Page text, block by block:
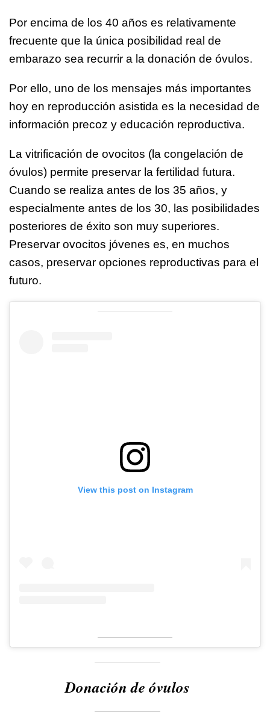
Por encima de los 40 años es relativamente
frecuente que la única posibilidad real de
embarazo sea recurrir a la donación de óvulos.
Por ello, uno de los mensajes más importantes
hoy en reproducción asistida es la necesidad de
información precoz y educación reproductiva.
La vitrificación de ovocitos (la congelación de
óvulos) permite preservar la fertilidad futura.
Cuando se realiza antes de los 35 años, y
especialmente antes de los 30, las posibilidades
posteriores de éxito son muy superiores.
Preservar ovocitos jóvenes es, en muchos
casos, preservar opciones reproductivas para el
futuro.
View this post on Instagram
Donación de óvulos